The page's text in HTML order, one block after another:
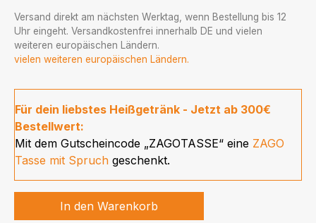
Versand direkt am nächsten Werktag, wenn Bestellung bis 12
Uhr eingeht. Versandkostenfrei innerhalb DE und vielen
weiteren europäischen Ländern.
vielen weiteren europäischen Ländern.
Für dein liebstes Heißgetränk - Jetzt ab 300€
Bestellwert:
Mit dem Gutscheincode „ZAGOTASSE“ eine ZAGO
Tasse mit Spruch geschenkt.
In den Warenkorb